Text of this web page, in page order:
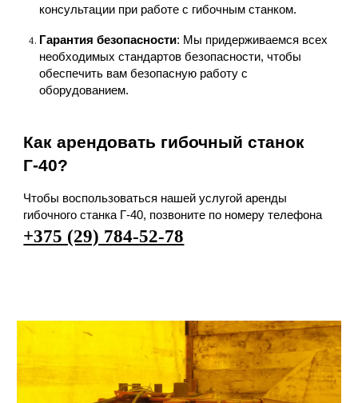
консультации при работе с гибочным станком.
Гарантия безопасности: Мы придерживаемся всех
необходимых стандартов безопасности, чтобы
обеспечить вам безопасную работу с
оборудованием.
Как арендовать гибочный станок
Г-40?
Чтобы воспользоваться нашей услугой аренды
гибочного станка Г-40, позвоните по номеру телефона
+375 (29) 784-52-78